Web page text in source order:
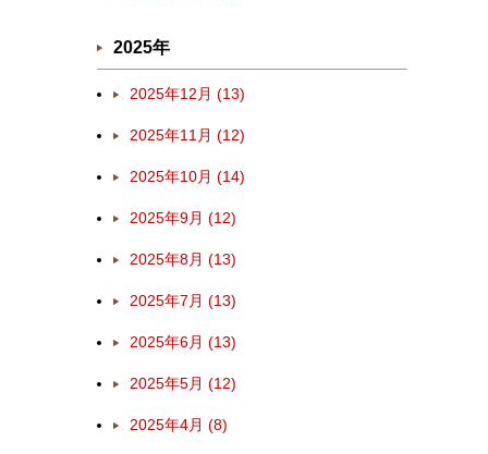
2025年
2025年12月 (13)
2025年11月 (12)
2025年10月 (14)
2025年9月 (12)
2025年8月 (13)
2025年7月 (13)
2025年6月 (13)
2025年5月 (12)
2025年4月 (8)